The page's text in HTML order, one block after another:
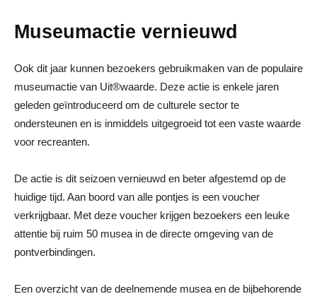
Museumactie vernieuwd
Ook dit jaar kunnen bezoekers gebruikmaken van de populaire
museumactie van Uit®waarde. Deze actie is enkele jaren
geleden geïntroduceerd om de culturele sector te
ondersteunen en is inmiddels uitgegroeid tot een vaste waarde
voor recreanten.
De actie is dit seizoen vernieuwd en beter afgestemd op de
huidige tijd. Aan boord van alle pontjes is een voucher
verkrijgbaar. Met deze voucher krijgen bezoekers een leuke
attentie bij ruim 50 musea in de directe omgeving van de
pontverbindingen.
Een overzicht van de deelnemende musea en de bijbehorende